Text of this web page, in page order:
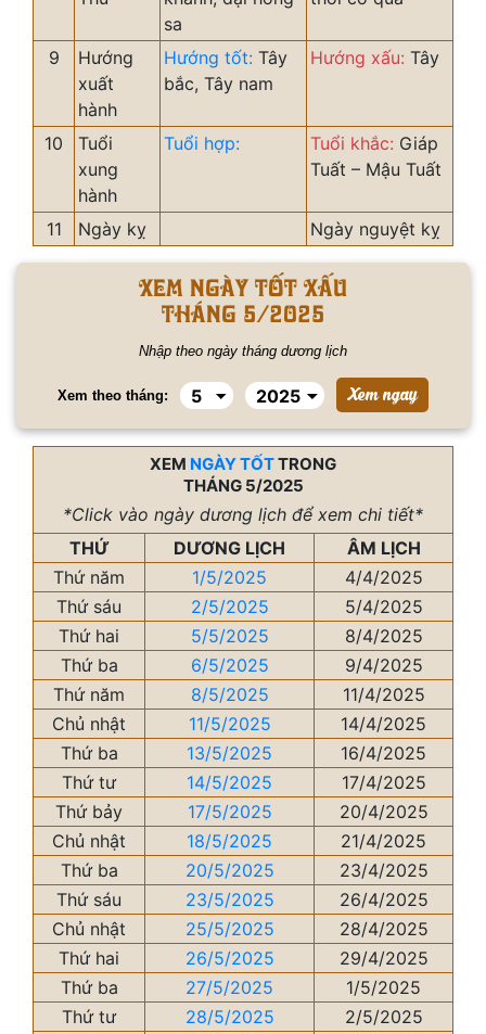
sa
9
Hướng
xuất
hành
Hướng tốt: Tây
bắc, Tây nam
Hướng xấu: Tây
10
Tuổi
xung
hành
Tuổi hợp: Tuổi khắc: Giáp
Tuất – Mậu Tuất
11 Ngày kỵ Ngày nguyệt kỵ
Xem ngày tốt xấu
tháng 5/2025
Nhập theo ngày tháng dương lịch
Xem theo tháng:
XEM NGÀY TỐTTRONG
THÁNG 5/2025
*Click vào ngày dương lịch để xem chi tiết*
THỨ
DƯƠNG LỊCH
ÂM LỊCH
Thứ năm
1/5/2025
4/4/2025
Thứ sáu
2/5/2025
5/4/2025
Thứ hai
5/5/2025
8/4/2025
Thứ ba
6/5/2025
9/4/2025
Thứ năm
8/5/2025
11/4/2025
Chủ nhật
11/5/2025
14/4/2025
Thứ ba
13/5/2025
16/4/2025
Thứ tư
14/5/2025
17/4/2025
Thứ bảy
17/5/2025
20/4/2025
Chủ nhật
18/5/2025
21/4/2025
Thứ ba
20/5/2025
23/4/2025
Thứ sáu
23/5/2025
26/4/2025
Chủ nhật
25/5/2025
28/4/2025
Thứ hai
26/5/2025
29/4/2025
Thứ ba
27/5/2025
1/5/2025
Thứ tư
28/5/2025
2/5/2025